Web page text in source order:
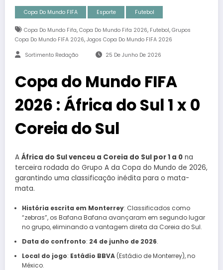
Copa Do Mundo FIFA Esporte Futebol
Copa Do Mundo Fifa, Copa Do Mundo Fifa 2026, Futebol, Grupos
Copa Do Mundo FIFA 2026, Jogos Copa Do Mundo FIFA 2026
Sortimento Redação 25 De Junho De 2026
Copa do Mundo FIFA
2026 : África do Sul 1 x 0
Coreia do Sul
A África do Sul venceu a Coreia do Sul por 1 a 0 na
terceira rodada do Grupo A da Copa do Mundo de 2026,
garantindo uma classificação inédita para o mata-
mata.
História escrita em Monterrey: Classificados como
“zebras”, os Bafana Bafana avançaram em segundo lugar
no grupo, eliminando a vantagem direta da Coreia do Sul.
Data do confronto: 24 de junho de 2026.
Local do jogo: Estádio BBVA(Estádio de Monterrey), no
México.